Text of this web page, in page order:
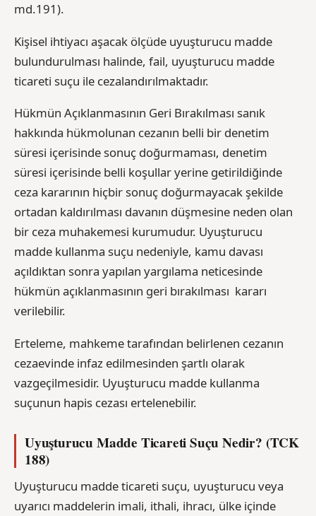
md.191).
Kişisel ihtiyacı aşacak ölçüde uyuşturucu madde
bulundurulması halinde, fail, uyuşturucu madde
ticareti suçu ile cezalandırılmaktadır.
Hükmün Açıklanmasının Geri Bırakılması sanık
hakkında hükmolunan cezanın belli bir denetim
süresi içerisinde sonuç doğurmaması, denetim
süresi içerisinde belli koşullar yerine getirildiğinde
ceza kararının hiçbir sonuç doğurmayacak şekilde
ortadan kaldırılması davanın düşmesine neden olan
bir ceza muhakemesi kurumudur. Uyuşturucu
madde kullanma suçu nedeniyle, kamu davası
açıldıktan sonra yapılan yargılama neticesinde
hükmün açıklanmasının geri bırakılması kararı
verilebilir.
Erteleme, mahkeme tarafından belirlenen cezanın
cezaevinde infaz edilmesinden şartlı olarak
vazgeçilmesidir. Uyuşturucu madde kullanma
suçunun hapis cezası ertelenebilir.
Uyuşturucu Madde Ticareti Suçu Nedir? (TCK
188)
Uyuşturucu madde ticareti suçu, uyuşturucu veya
uyarıcı maddelerin imali, ithali, ihracı, ülke içinde